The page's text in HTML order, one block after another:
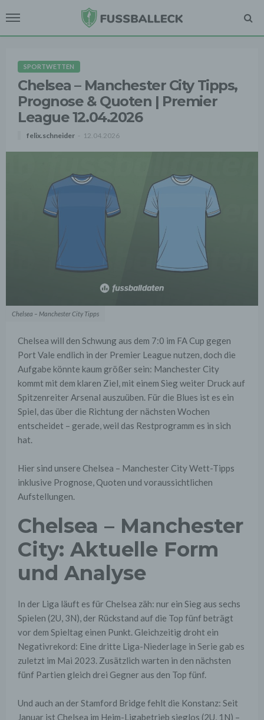
SPORTWETTEN
Chelsea – Manchester City Tipps,
Prognose & Quoten | Premier
League 12.04.2026
felix.schneider 12.04.2026
Chelsea – Manchester City Tipps
Chelsea will den Schwung aus dem 7:0 im FA Cup gegen
Port Vale endlich in der Premier League nutzen, doch die
Aufgabe könnte kaum größer sein: Manchester City
kommt mit dem klaren Ziel, mit einem Sieg weiter Druck auf
Spitzenreiter Arsenal auszuüben. Für die Blues ist es ein
Spiel, das über die Richtung der nächsten Wochen
entscheidet – gerade, weil das Restprogramm es in sich
hat.
Hier sind unsere Chelsea – Manchester City Wett-Tipps
inklusive Prognose, Quoten und voraussichtlichen
Aufstellungen.
Chelsea – Manchester
City: Aktuelle Form
und Analyse
In der Liga läuft es für Chelsea zäh: nur ein Sieg aus sechs
Spielen (2U, 3N), der Rückstand auf die Top fünf beträgt
vor dem Spieltag einen Punkt. Gleichzeitig droht ein
Negativrekord: Eine dritte Liga-Niederlage in Serie gab es
zuletzt im Mai 2023. Zusätzlich warten in den nächsten
fünf Partien gleich drei Gegner aus den Top fünf.
Und auch an der Stamford Bridge fehlt die Konstanz: Seit
Januar ist Chelsea im Heim-Ligabetrieb sieglos (2U, 1N) –